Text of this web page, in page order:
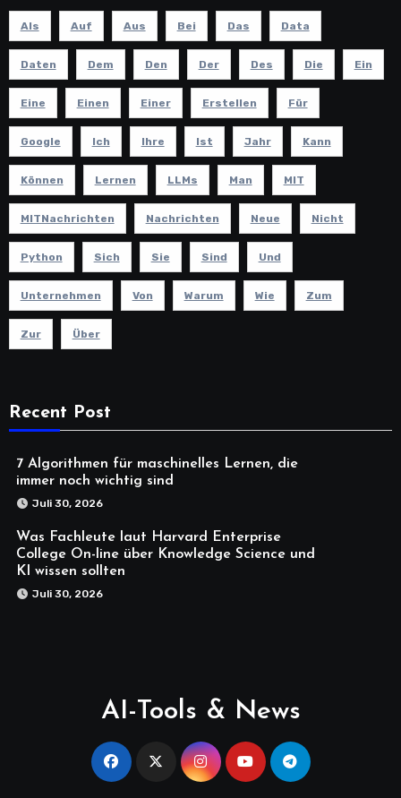
Als Auf Aus Bei Das Data
Daten Dem Den Der Des Die Ein
Eine Einen Einer Erstellen Für
Google Ich Ihre Ist Jahr Kann
Können Lernen LLMs Man MIT
MITNachrichten Nachrichten Neue Nicht
Python Sich Sie Sind Und
Unternehmen Von Warum Wie Zum
Zur Über
Recent Post
7 Algorithmen für maschinelles Lernen, die
immer noch wichtig sind
Juli 30, 2026
Was Fachleute laut Harvard Enterprise
College On-line über Knowledge Science und
KI wissen sollten
Juli 30, 2026
AI-Tools & News